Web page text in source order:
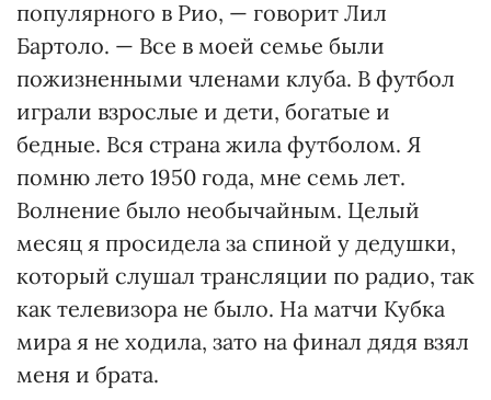
популярного в Рио, — говорит Лил
Бартоло. — Все в моей семье были
пожизненными членами клуба. В футбол
играли взрослые и дети, богатые и
бедные. Вся страна жила футболом. Я
помню лето 1950 года, мне семь лет.
Волнение было необычайным. Целый
месяц я просидела за спиной у дедушки,
который слушал трансляции по радио, так
как телевизора не было. На матчи Кубка
мира я не ходила, зато на финал дядя взял
меня и брата.